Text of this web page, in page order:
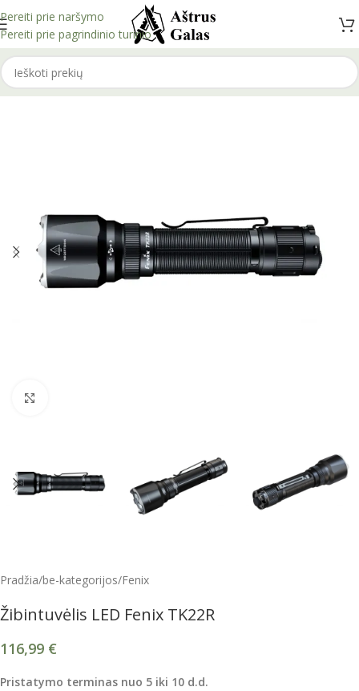
Pereiti prie naršymo
Pereiti prie pagrindinio turinio
Pradžia/be-kategorijos/Fenix
Žibintuvėlis LED Fenix TK22R
116,99 €
Pristatymo terminas nuo 5 iki 10 d.d.